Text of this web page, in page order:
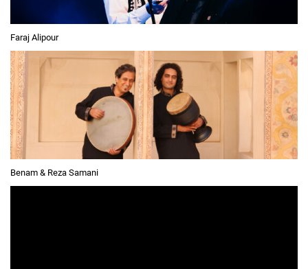
Faraj Alipour
Benam & Reza Samani